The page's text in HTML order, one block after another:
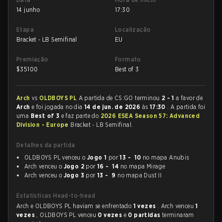
14 junho
17:30
Etapa
Bracket - LB Semifinal
Localização
EU
Premiação
$35100
Formato
Best of 3
Arch vs OLDBOYS PL A partida de CS:GO terminou 2 - 1 a favor de
Arch e foi jogada no dia 14 de jun. de 2026 às 17:30 . A partida foi
uma Best of 3 e faz parte do 2026 ESEA Season 57: Advanced
Division - Europe Bracket - LB Semifinal.
Detalhes da partida
OLDBOYS PL venceu o Jogo 1 por13 - 10 no mapa Anubis
Arch venceu o Jogo 2 por16 - 14 no mapa Mirage
Arch venceu o Jogo 3 por13 - 9 no mapa Dust II
Estatísticas Head-to-head
Arch e OLDBOYS PL haviam se enfrentado 1 vezes . Arch venceu1
vezes , OLDBOYS PL venceu 0 vezes e 0 partidas terminaram